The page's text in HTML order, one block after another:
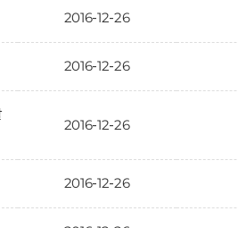
2016-12-26
2016-12-26
2016-12-26
2016-12-26